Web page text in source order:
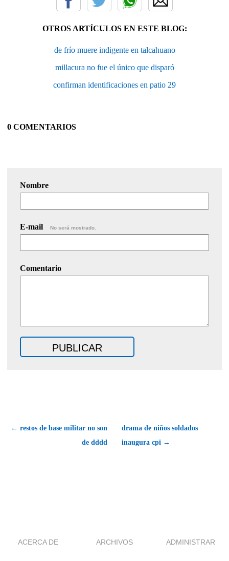
OTROS ARTÍCULOS EN ESTE BLOG:
de frío muere indigente en talcahuano
millacura no fue el único que disparó
confirman identificaciones en patio 29
0 COMENTARIOS
Nombre
E-mail No será mostrado.
Comentario
← restos de base militar no son
de dddd
drama de niños soldados
inaugura cpi →
ACERCA DE ARCHIVOS ADMINISTRAR